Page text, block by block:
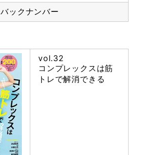
バックナンバー
vol.32
コンプレックスは筋
トレで解消できる